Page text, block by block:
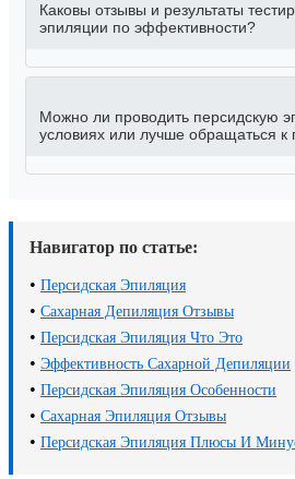
Каковы отзывы и результаты
эпиляции по эффективности?
Можно ли проводить персидскую
условиях или лучше обращаться
Навигатор по статье:
• Персидская Эпиляция
• Сахарная Депиляция Отзывы
• Персидская Эпиляция Что Это
• Эффективность Сахарной Депиляции
• Персидская Эпиляция Особенности
• Сахарная Эпиляция Отзывы
• Персидская Эпиляция Плюсы И